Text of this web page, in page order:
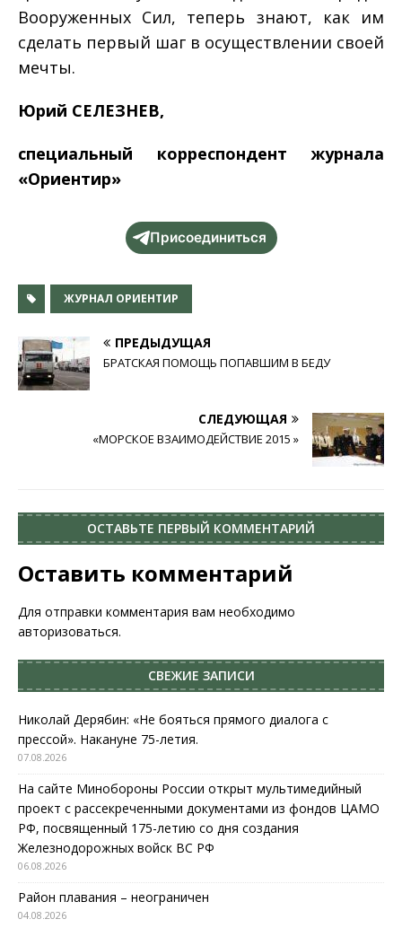
Вооруженных Сил, теперь знают, как им
сделать первый шаг в осуществлении своей
мечты.
Юрий СЕЛЕЗНЕВ,
специальный корреспондент журнала
«Ориентир»
Присоединиться
ЖУРНАЛ ОРИЕНТИР
ПРЕДЫДУЩАЯ
БРАТСКАЯ ПОМОЩЬ ПОПАВШИМ В БЕДУ
СЛЕДУЮЩАЯ
«МОРСКОЕ ВЗАИМОДЕЙСТВИЕ­ 2015 »
ОСТАВЬТЕ ПЕРВЫЙ КОММЕНТАРИЙ
Оставить комментарий
Для отправки комментария вам необходимо
авторизоваться.
СВЕЖИЕ ЗАПИСИ
Николай Дерябин: «Не бояться прямого диалога с
прессой». Накануне 75-летия.
07.08.2026
На сайте Минобороны России открыт мультимедийный
проект с рассекреченными документами из фондов ЦАМО
РФ, посвященный 175-летию со дня создания
Железнодорожных войск ВС РФ
06.08.2026
Район плавания – неограничен
04.08.2026